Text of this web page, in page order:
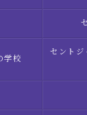
学校
セントジ